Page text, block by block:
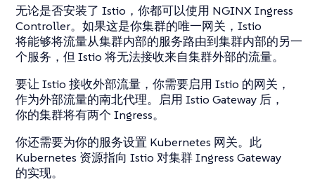
无论是否安装了 Istio，你都可以使用 NGINX Ingress
Controller。如果这是你集群的唯一网关，Istio
将能够将流量从集群内部的服务路由到集群内部的另一
个服务，但 Istio 将无法接收来自集群外部的流量。
要让 Istio 接收外部流量，你需要启用 Istio 的网关，
作为外部流量的南北代理。启用 Istio Gateway 后，
你的集群将有两个 Ingress。
你还需要为你的服务设置 Kubernetes 网关。此
Kubernetes 资源指向 Istio 对集群 Ingress Gateway
的实现。